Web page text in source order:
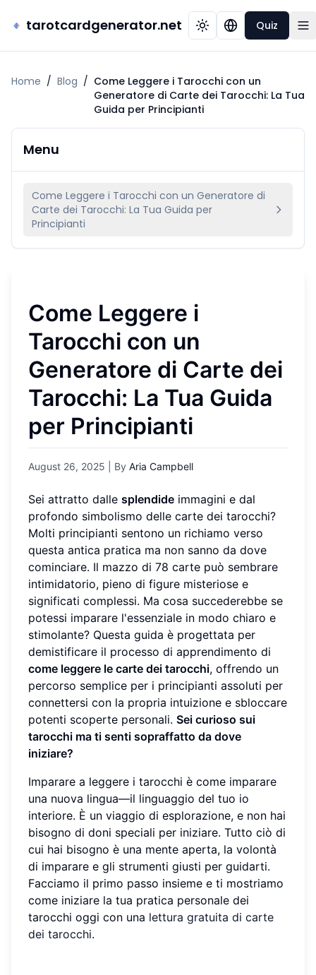
tarotcardgenerator.net Quiz
Home / Blog / Come Leggere i Tarocchi con un
Generatore di Carte dei Tarocchi: La Tua
Guida per Principianti
Menu
Come Leggere i Tarocchi con un Generatore di
Carte dei Tarocchi: La Tua Guida per
Principianti
Come Leggere i
Tarocchi con un
Generatore di Carte dei
Tarocchi: La Tua Guida
per Principianti
August 26, 2025 | By Aria Campbell
Sei attratto dalle splendide immagini e dal
profondo simbolismo delle carte dei tarocchi?
Molti principianti sentono un richiamo verso
questa antica pratica ma non sanno da dove
cominciare. Il mazzo di 78 carte può sembrare
intimidatorio, pieno di figure misteriose e
significati complessi. Ma cosa succederebbe se
potessi imparare l'essenziale in modo chiaro e
stimolante? Questa guida è progettata per
demistificare il processo di apprendimento di
come leggere le carte dei tarocchi, offrendo un
percorso semplice per i principianti assoluti per
connettersi con la propria intuizione e sbloccare
potenti scoperte personali. Sei curioso sui
tarocchi ma ti senti sopraffatto da dove
iniziare?
Imparare a leggere i tarocchi è come imparare
una nuova lingua—il linguaggio del tuo io
interiore. È un viaggio di esplorazione, e non hai
bisogno di doni speciali per iniziare. Tutto ciò di
cui hai bisogno è una mente aperta, la volontà
di imparare e gli strumenti giusti per guidarti.
Facciamo il primo passo insieme e ti mostriamo
come iniziare la tua pratica personale dei
tarocchi oggi con una lettura gratuita di carte
dei tarocchi.